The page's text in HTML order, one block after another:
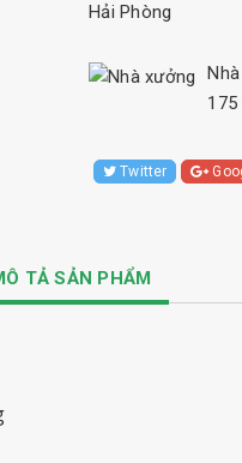
Hải Phòng
Twitter
TẢ SẢN PHẨM